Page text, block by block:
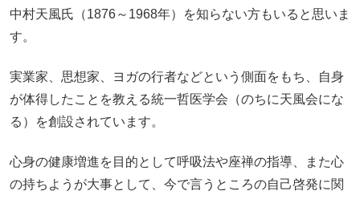
中村天風氏（1876～1968年）を知らない方もいると思いま
す。
実業家、思想家、ヨガの行者などという側面をもち、自身
が体得したことを教える統一哲医学会（のちに天風会にな
る）を創設されています。
心身の健康増進を目的として呼吸法や座禅の指導、また心
の持ちようが大事として、今で言うところの自己啓発に関